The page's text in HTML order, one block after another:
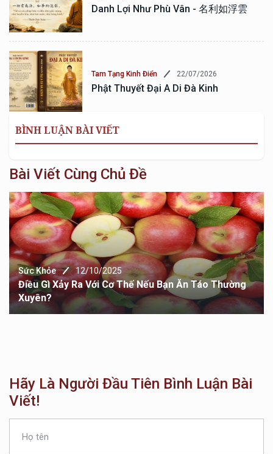
Danh Lợi Như Phù Vân - 名利如浮雲
Tam Tạng Kinh Điển 22/07/2026
Phật Thuyết Đại A Di Đà Kinh
BÌNH LUẬN BÀI VIẾT
Bài Viết Cùng Chủ Đề
Sức Khỏe 12/10/2025
Điều Gì Xảy Ra Với Cơ Thế Nếu Bạn Ăn Táo Thường
Xuyên?
Hãy Là Người Đầu Tiên Bình Luận Bài
Viết!